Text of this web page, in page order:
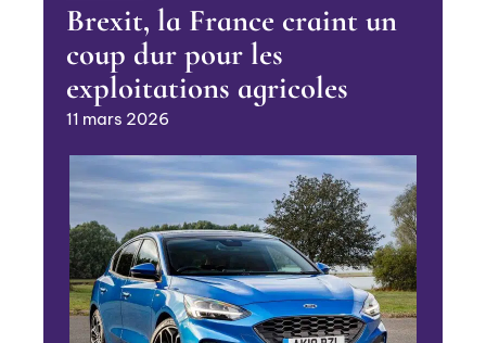
Brexit, la France craint un
coup dur pour les
exploitations agricoles
11 mars 2026